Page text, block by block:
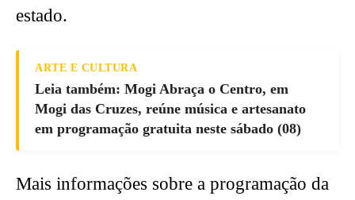
estado.
ARTE E CULTURA
Leia também: Mogi Abraça o Centro, em
Mogi das Cruzes, reúne música e artesanato
em programação gratuita neste sábado (08)
Mais informações sobre a programação da